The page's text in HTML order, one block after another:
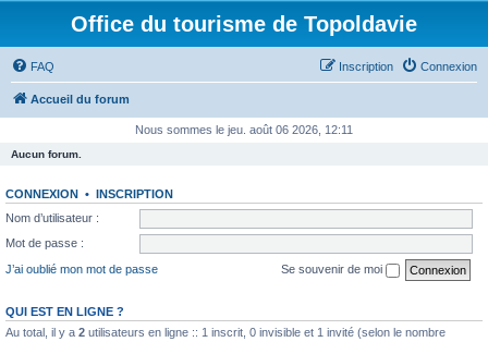
Office du tourisme de Topoldavie
FAQ Connexion
Inscription
Accueil du forum
Nous sommes le jeu. août 06 2026, 12:11
Aucun forum.
CONNEXION • INSCRIPTION
Nom d’utilisateur :
Mot de passe :
J’ai oublié mon mot de passe
Se souvenir de moi
QUI EST EN LIGNE ?
Au total, il y a 2 utilisateurs en ligne :: 1 inscrit, 0 invisible et 1 invité (selon le nombre